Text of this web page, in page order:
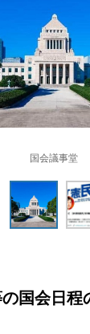
国会議事堂
の国会日